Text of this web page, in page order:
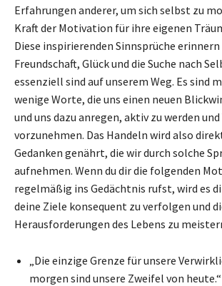
Erfahrungen anderer, um sich selbst zu
Kraft der Motivation für ihre eigenen
Diese inspirierenden Sinnsprüche erinnern
Freundschaft, Glück und die Suche nach
essenziell sind auf unserem Weg. Es sind
wenige Worte, die uns einen neuen
und uns dazu anregen, aktiv zu werden
vorzunehmen. Das Handeln wird also
Gedanken genährt, die wir durch solche
aufnehmen. Wenn du dir die folgenden
regelmäßig ins Gedächtnis rufst, wird es
deine Ziele konsequent zu verfolgen und
Herausforderungen des Lebens zu
„Die einzige Grenze für unsere
morgen sind unsere Zweifel von heute.“